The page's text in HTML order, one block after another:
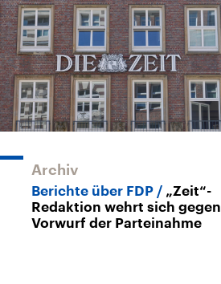
Archiv
Berichte über FDP
„Zeit“-
Redaktion wehrt sich gegen
Vorwurf der Parteinahme